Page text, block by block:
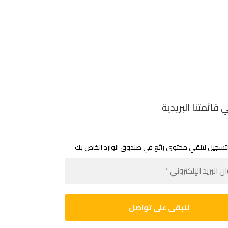
البريدية
لتلقي محتوى رائع في صندوق الوارد الخاص بك